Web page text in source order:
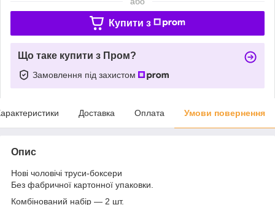
Купити з
Що таке купити з Пром?
Замовлення під захистом
Доставка Оплата Умови повернення
Опис
Нові чоловічі труси-боксери
Без фабричної картонної упаковки.
Комбінований набір — 2 шт.